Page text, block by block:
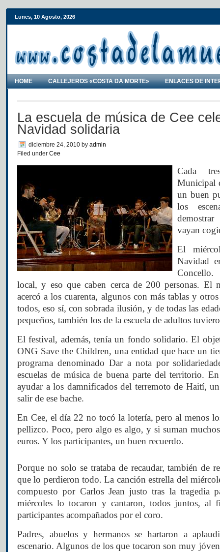
Lunes, 10 Agosto, 2026
HOME CALLEJEROS «COSTA DA MORTE» ENLACES DE
La escuela de música de Cee
Navidad solidaria
diciembre 24, 2010 by admin
Filed under Cee
Cada
Municipal
un buen
los
vayan
El
Navidad
local, y eso que caben cerca de 200 personas. El
acercó a los cuarenta, algunos con más tablas y
todos, eso sí, con sobrada ilusión, y de todas las
pequeños, también los de la escuela de adultos
El festival, además, tenía un fondo solidario. El
ONG Save the Children, una entidad que hace un
programa denominado Dar a nota por
escuelas de música de buena parte del territorio.
ayudar a los damnificados del terremoto de Haití,
salir de ese bache.
En Cee, el día 22 no tocó la lotería, pero al menos
pellizco. Poco, pero algo es algo, y si suman
euros. Y los participantes, un buen recuerdo.
Porque no solo se trataba de recaudar, también de
que lo perdieron todo. La canción estrella del
compuesto por Carlos Jean justo tras la tragedia
miércoles lo tocaron y cantaron, todos juntos, al
participantes acompañados por el coro.
Padres, abuelos y hermanos se hartaron a
escenario. Algunos de los que tocaron son muy